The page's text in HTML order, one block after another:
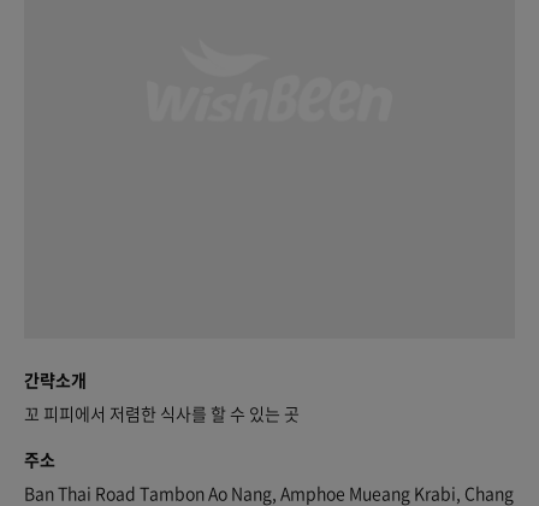
간략소개
꼬 피피에서 저렴한 식사를 할 수 있는 곳
주소
Ban Thai Road Tambon Ao Nang, Amphoe Mueang Krabi, Chang